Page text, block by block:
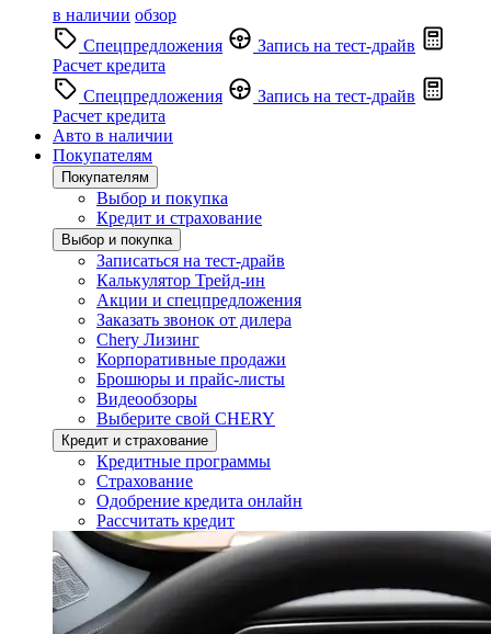
в наличии обзор
Спецпредложения
Запись на тест-драйв
Расчет кредита
Спецпредложения
Запись на тест-драйв
Расчет кредита
Авто в наличии
Покупателям
Покупателям
Выбор и покупка
Кредит и страхование
Выбор и покупка
Записаться на тест-драйв
Калькулятор Трейд-ин
Акции и спецпредложения
Заказать звонок от дилера
Chery Лизинг
Корпоративные продажи
Брошюры и прайс-листы
Видеообзоры
Выберите свой CHERY
Кредит и страхование
Кредитные программы
Страхование
Одобрение кредита онлайн
Рассчитать кредит